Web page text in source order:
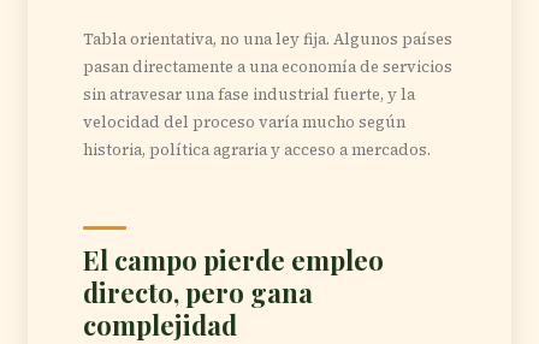
Tabla orientativa, no una ley fija. Algunos países
pasan directamente a una economía de servicios
sin atravesar una fase industrial fuerte, y la
velocidad del proceso varía mucho según
historia, política agraria y acceso a mercados.
El campo pierde empleo
directo, pero gana
complejidad